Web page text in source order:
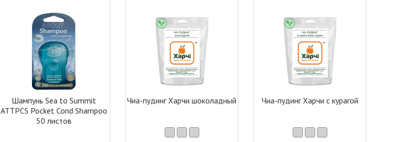
Шампунь Sea to Summit
ATTPCS Pocket Cond Shampoo
50 листов
Чиа-пудинг Харчи шоколадный Чиа-пудинг Харчи с курагой